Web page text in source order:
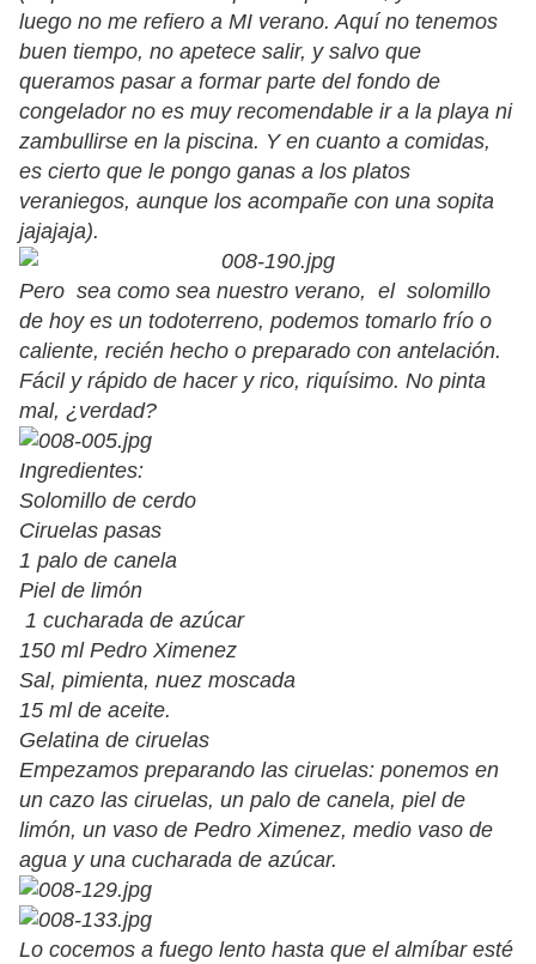
luego no me refiero a MI verano. Aquí no tenemos
buen tiempo, no apetece salir, y salvo que
queramos pasar a formar parte del fondo de
congelador no es muy recomendable ir a la playa ni
zambullirse en la piscina. Y en cuanto a comidas,
es cierto que le pongo ganas a los platos
veraniegos, aunque los acompañe con una sopita
jajajaja).
Pero sea como sea nuestro verano, el solomillo
de hoy es un todoterreno, podemos tomarlo frío o
caliente, recién hecho o preparado con antelación.
Fácil y rápido de hacer y rico, riquísimo. No pinta
mal, ¿verdad?
Ingredientes:
Solomillo de cerdo
Ciruelas pasas
1 palo de canela
Piel de limón
1 cucharada de azúcar
150 ml Pedro Ximenez
Sal, pimienta, nuez moscada
15 ml de aceite.
Gelatina de ciruelas
Empezamos preparando las ciruelas: ponemos en
un cazo las ciruelas, un palo de canela, piel de
limón, un vaso de Pedro Ximenez, medio vaso de
agua y una cucharada de azúcar.
Lo cocemos a fuego lento hasta que el almíbar esté